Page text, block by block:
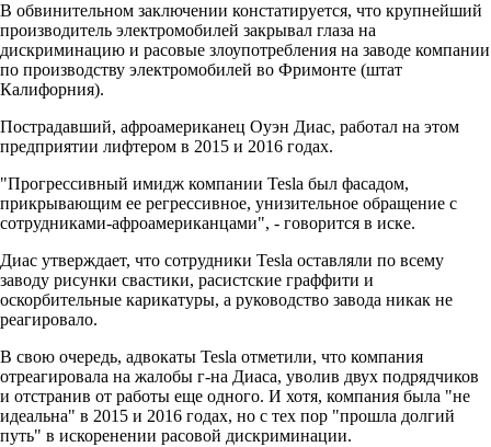
В обвинительном заключении констатируется, что крупнейший
производитель электромобилей закрывал глаза на
дискриминацию и расовые злоупотребления на заводе компании
по производству электромобилей во Фримонте (штат
Калифорния).
Пострадавший, афроамериканец Оуэн Диас, работал на этом
предприятии лифтером в 2015 и 2016 годах.
"Прогрессивный имидж компании Tesla был фасадом,
прикрывающим ее регрессивное, унизительное обращение с
сотрудниками-афроамериканцами", - говорится в иске.
Диас утверждает, что сотрудники Tesla оставляли по всему
заводу рисунки свастики, расистские граффити и
оскорбительные карикатуры, а руководство завода никак не
реагировало.
В свою очередь, адвокаты Tesla отметили, что компания
отреагировала на жалобы г-на Диаса, уволив двух подрядчиков
и отстранив от работы еще одного. И хотя, компания была "не
идеальна" в 2015 и 2016 годах, но с тех пор "прошла долгий
путь" в искоренении расовой дискриминации.